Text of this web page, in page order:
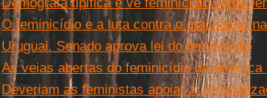
O feminicídio e a luta contra o machismo
Uruguai. Senado aprova lei do feminicídio
As veias abertas do feminicídio na América
Deveriam as feministas apoiar a